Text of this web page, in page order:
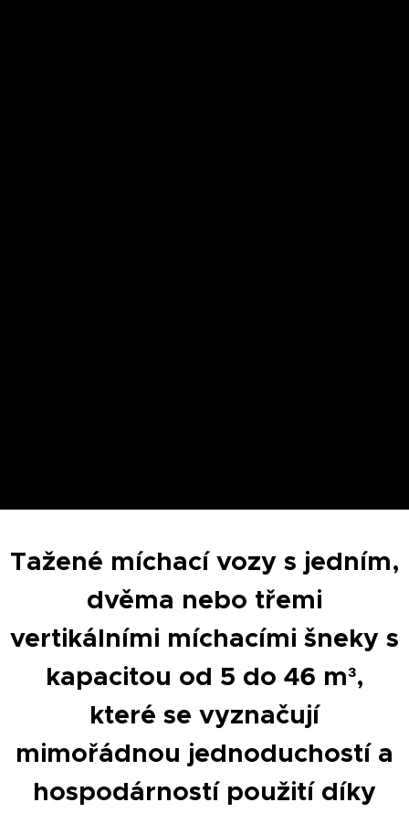
Tažené míchací vozy s jedním,
dvěma nebo třemi
vertikálními míchacími šneky s
kapacitou od 5 do 46 m³,
které se vyznačují
mimořádnou jednoduchostí a
hospodárností použití díky